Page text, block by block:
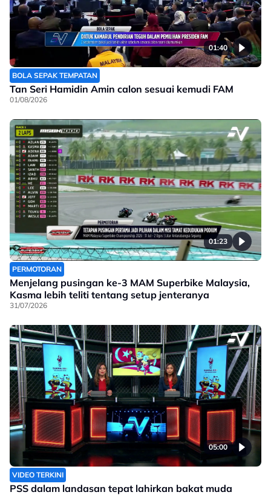
01:40
BOLA SEPAK TEMPATAN
Tan Seri Hamidin Amin calon sesuai kemudi FAM
01/08/2026
01:23
PERMOTORAN
Menjelang pusingan ke-3 MAM Superbike Malaysia,
Kasma lebih teliti tentang setup jenteranya
31/07/2026
05:00
VIDEO TERKINI
PSS dalam landasan tepat lahirkan bakat muda